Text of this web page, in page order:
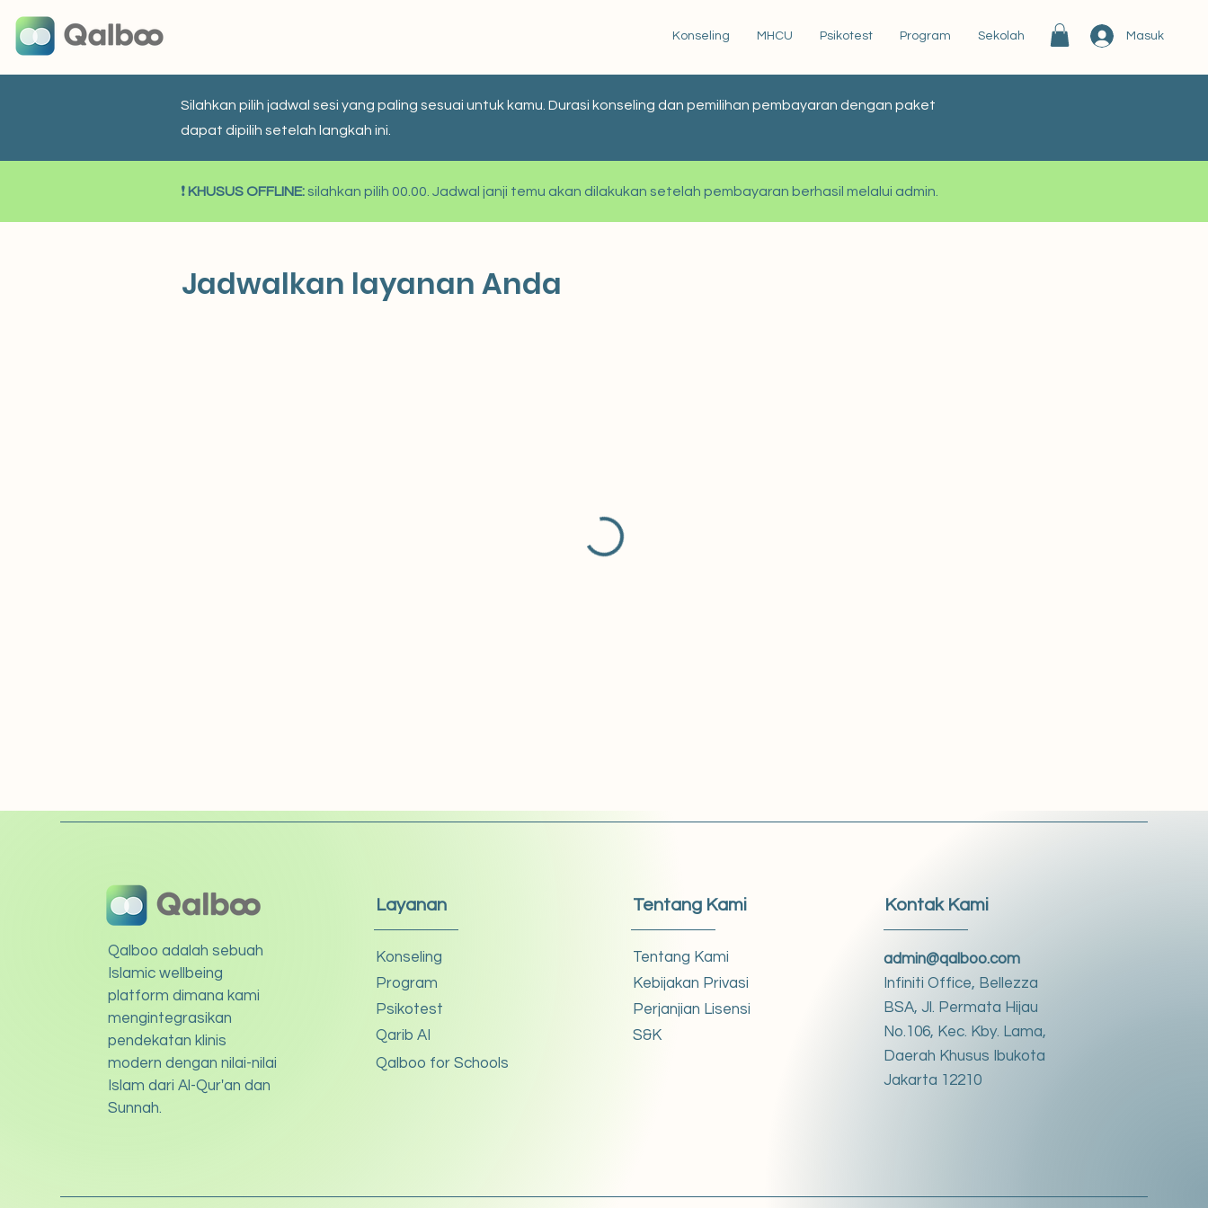
Konseling MHCU Psikotest Program Sekolah Masuk
Silahkan pilih jadwal sesi yang paling sesuai untuk kamu. Durasi konseling dan pemilihan pembayaran dengan paket
dapat dipilih setelah langkah ini.
❗ KHUSUS OFFLINE:silahkan pilih 00.00. Jadwal janji temu akan dilakukan setelah pembayaran berhasil melalui admin.
Jadwalkan layanan Anda
Qalboo adalah sebuah
Islamic wellbeing
platform dimana kami
mengintegrasikan
pendekatan klinis
modern dengan nilai-nilai
Islam dari Al-Qur'an dan
Sunnah.
Layanan
Konseling
Program
Psikotest
Qarib AI
Qalboo for Schools
Tentang Kami
Tentang Kami
Kebijakan Privasi
Perjanjian Lisensi
S&K
Kontak Kami
admin@qalboo.com
Infiniti Office, Bellezza
BSA, Jl. Permata Hijau
No.106, Kec. Kby. Lama,
Daerah Khusus Ibukota
Jakarta 12210